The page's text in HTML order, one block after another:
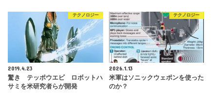
テクノロジー
2019.4.23
驚き テッポウエビ ロボットハ
サミを米研究者らが開発
テクノロジー
2026.1.13
米軍はソニックウェポンを使った
のか？